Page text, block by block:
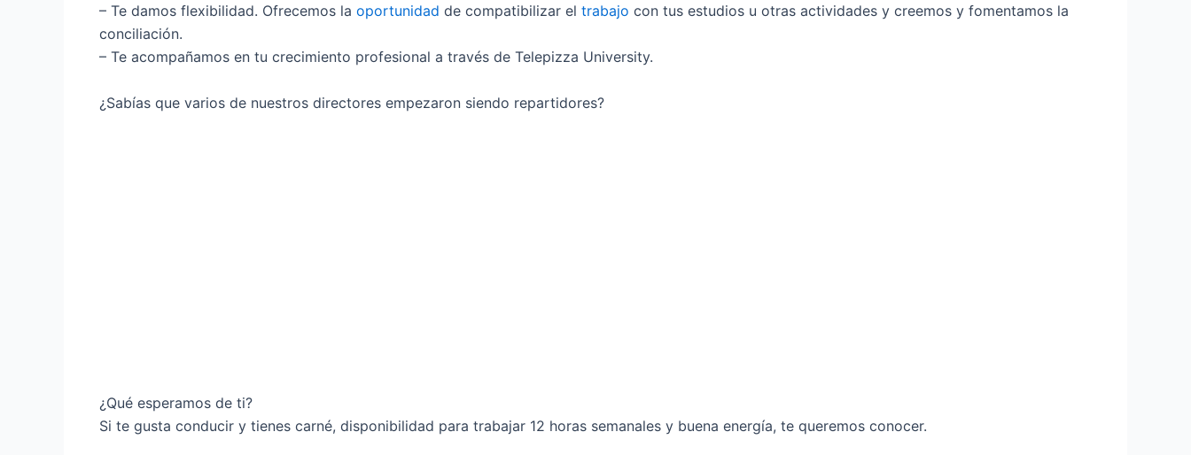
– Te damos flexibilidad. Ofrecemos la oportunidad de compatibilizar el trabajo con tus estudios u otras actividades y creemos y fomentamos la
conciliación.
– Te acompañamos en tu crecimiento profesional a través de Telepizza University.
¿Sabías que varios de nuestros directores empezaron siendo repartidores?
¿Qué esperamos de ti?
Si te gusta conducir y tienes carné, disponibilidad para trabajar 12 horas semanales y buena energía, te queremos conocer.